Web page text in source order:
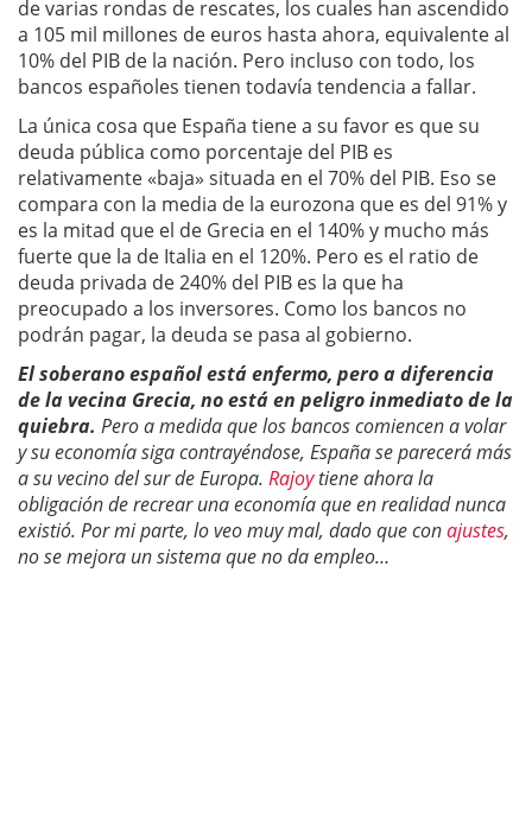
de varias rondas de rescates, los cuales han ascendido
a 105 mil millones de euros hasta ahora, equivalente al
10% del PIB de la nación. Pero incluso con todo, los
bancos españoles tienen todavía tendencia a fallar.
La única cosa que España tiene a su favor es que su
deuda pública como porcentaje del PIB es
relativamente «baja» situada en el 70% del PIB. Eso se
compara con la media de la eurozona que es del 91% y
es la mitad que el de Grecia en el 140% y mucho más
fuerte que la de Italia en el 120%. Pero es el ratio de
deuda privada de 240% del PIB es la que ha
preocupado a los inversores. Como los bancos no
podrán pagar, la deuda se pasa al gobierno.
El soberano español está enfermo, pero a diferencia
de la vecina Grecia, no está en peligro inmediato de la
quiebra. Pero a medida que los bancos comiencen a volar
y su economía siga contrayéndose, España se parecerá más
a su vecino del sur de Europa. Rajoytiene ahora la
obligación de recrear una economía que en realidad nunca
existió. Por mi parte, lo veo muy mal, dado que conajustes,
no se mejora un sistema que no da empleo…